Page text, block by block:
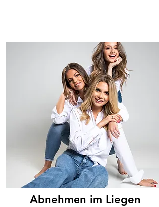
Abnehmen im Liegen